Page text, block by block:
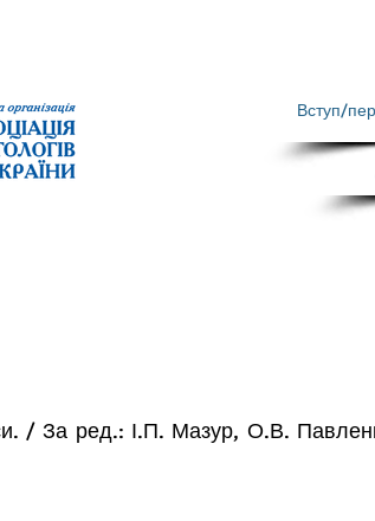
/ За ред.: І.П. Мазур, О.В.
Вступ/